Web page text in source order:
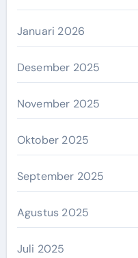
Januari 2026
Desember 2025
November 2025
Oktober 2025
September 2025
Agustus 2025
Juli 2025